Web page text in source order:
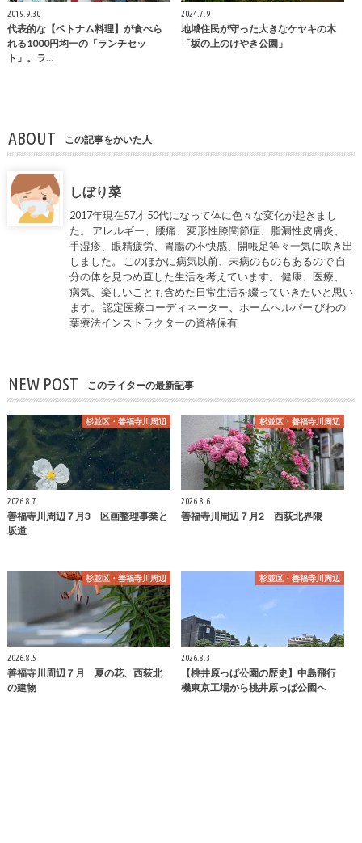
2019.9.30
代表的な【ベトナム料理】が食べら
れる1000円均一の「ランチセッ
ト」。ラ…
2024.7.9
地域住民が守った大きなケヤキの木
「坂の上のけやき公園」
ABOUT この記事をかいた人
しぼり菜
2017年現在57才 50代になって体に色々な変化が起きまし
た。 アレルギー、腰痛、変形性膝関節症、脂漏性皮膚炎、
手湿疹、眼精疲労、胃腸の不快感、開帳足等々一気に吹き出
しました。 このほかに病気以前、未病のものもあるので 自
分の体を見つめ直した生活を考えています。 健康、医療、
病気、楽しいことも含めた日常生活を綴っていきたいと思い
ます。 認定医療コーディネーター、ホームヘルパー びわの
葉療法インストラクターの資格保有
NEW POST このライターの最新記事
杉並区・善福寺川周辺
2026.8.7
善福寺川周辺７月3 区画整理事業と
坂道
杉並区・善福寺川周辺
2026.8.6
善福寺川周辺７月2 西荻北界隈
杉並区・善福寺川周辺
2026.8.5
善福寺川周辺７月 夏の花、西荻北
の建物
杉並区・善福寺川周辺
2026.8.3
【桃井原っぱ公園の歴史】中島飛行
機東京工場から桃井原っぱ公園へ